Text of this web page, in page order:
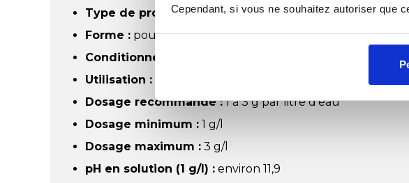
Cependant, si vous ne souhaitez autoriser que
Type de produit :détergent lave-vaisselle professionnel
Forme : poudre blanche granulée
Conditionnement :
Utilisation : machines lave-vaisselle professionnelles
Dosage recommandé :1 à 3 g par litre d’eau
Dosage minimum : 1 g/l
Dosage maximum : 3 g/l
pH en solution (1 g/l) : environ 11,9